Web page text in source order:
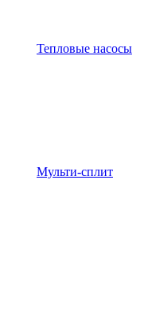
Тепловые насосы
Мульти-сплит